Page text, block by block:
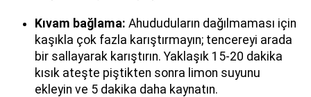
Kıvam bağlama: Ahududuların dağılmaması için
kaşıkla çok fazla karıştırmayın; tencereyi arada
bir sallayarak karıştırın. Yaklaşık 15-20 dakika
kısık ateşte piştikten sonra limon suyunu
ekleyin ve 5 dakika daha kaynatın.